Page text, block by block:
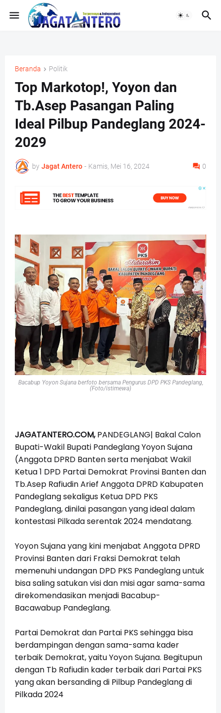
Beranda Politik
Top Markotop!, Yoyon dan
Tb.Asep Pasangan Paling
Ideal Pilbup Pandeglang 2024-
2029
by Jagat Antero - Kamis, Mei 16, 2024 0
Bacabup Yoyon Sujana berfoto bersama Pengurus DPD PKS Pandeglang,
(Foto/istimewa)
JAGATANTERO.COM,PANDEGLANG| Bakal Calon
Bupati-Wakil Bupati Pandeglang Yoyon Sujana
(Anggota DPRD Banten serta menjabat Wakil
Ketua 1 DPD Partai Demokrat Provinsi Banten dan
Tb.Asep Rafiudin Arief Anggota DPRD Kabupaten
Pandeglang sekaligus Ketua DPD PKS
Pandeglang, dinilai pasangan yang ideal dalam
kontestasi Pilkada serentak 2024 mendatang.
Yoyon Sujana yang kini menjabat Anggota DPRD
Provinsi Banten dari Fraksi Demokrat telah
memenuhi undangan DPD PKS Pandeglang untuk
bisa saling satukan visi dan misi agar sama-sama
direkomendasikan menjadi Bacabup-
Bacawabup Pandeglang.
Partai Demokrat dan Partai PKS sehingga bisa
berdampingan dengan sama-sama kader
terbaik Demokrat, yaitu Yoyon Sujana. Begitupun
dengan Tb Rafiudin kader terbaik dari Partai PKS
yang akan bersanding di Pilbup Pandeglang di
Pilkada 2024